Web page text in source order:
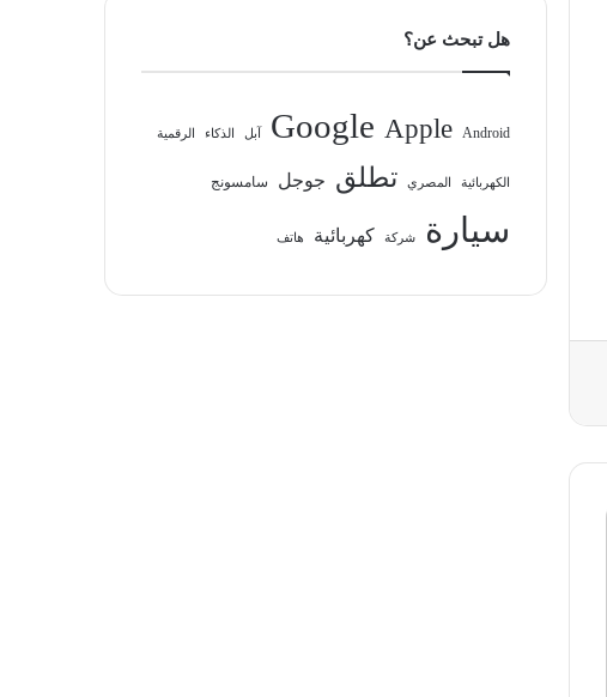
هل تبحث عن؟
Android
Apple
Google آبل الذكاء الرقمية
الكهربائية المصري تطلق جوجل سامسونج
سيارة شركة كهربائية هاتف